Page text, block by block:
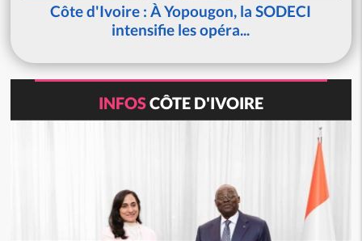
Côte d'Ivoire : À Yopougon, la SODECI
intensifie les opéra...
INFOSCÔTE D'IVOIRE